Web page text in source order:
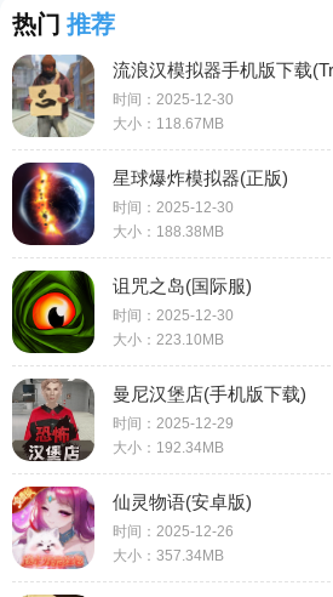
热门 推荐
流浪汉模拟器手机版下载
Simulator Homeless Games)
时间：2025-12-30
大小：118.67MB
星球爆炸模拟器(正版)
时间：2025-12-30
大小：188.38MB
诅咒之岛(国际服)
时间：2025-12-30
大小：223.10MB
曼尼汉堡店(手机版下载)
时间：2025-12-29
大小：192.34MB
仙灵物语(安卓版)
时间：2025-12-26
大小：357.34MB